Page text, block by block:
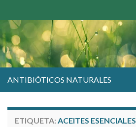
ANTIBIÓTICOS NATURALES
ETIQUETA: ACEITES ESENCIALES